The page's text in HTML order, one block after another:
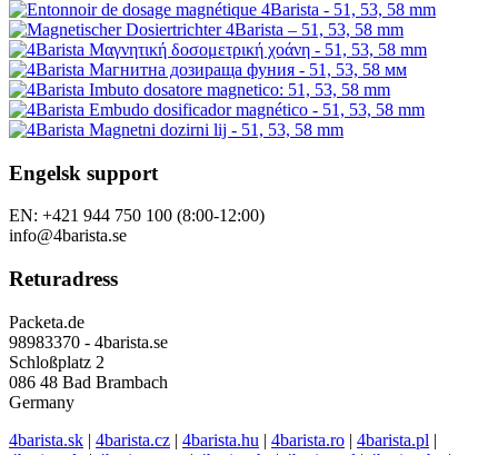
Engelsk support
EN: +421 944 750 100 (8:00-12:00)
info@4barista.se
Returadress
Packeta.de
98983370 - 4barista.se
Schloßplatz 2
086 48 Bad Brambach
Germany
4barista.sk | 4barista.cz | 4barista.hu | 4barista.ro | 4barista.pl |